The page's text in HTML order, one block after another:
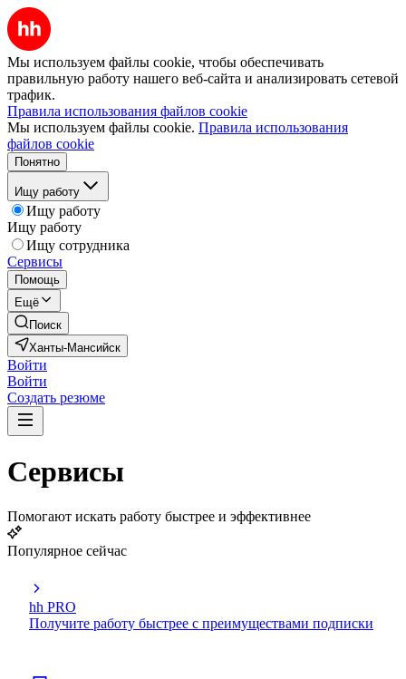
Мы используем файлы cookie, чтобы обеспечивать
правильную работу нашего веб-сайта и анализировать сетевой
трафик.
Правила использования файлов cookie
Мы используем файлы cookie. Правила использования
файлов cookie
Понятно
Ищу работу
Ищу работу
Ищу работу
Ищу сотрудника
Сервисы
Помощь
Ещё
Поиск
Ханты-Мансийск
Войти
Войти
Создать резюме
Сервисы
Помогают искать работу быстрее и эффективнее
Популярное сейчас
hh PRO
Получите работу быстрее с преимуществами подписки